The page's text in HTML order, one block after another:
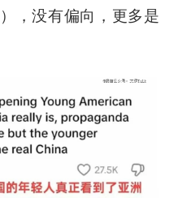
），没有偏向，更多是